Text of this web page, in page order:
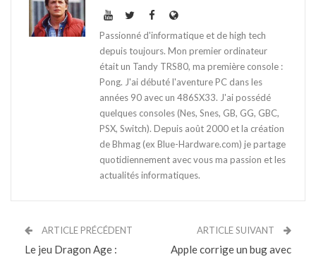
Passionné d'informatique et de high tech
depuis toujours. Mon premier ordinateur
était un Tandy TRS80, ma première console :
Pong. J'ai débuté l'aventure PC dans les
années 90 avec un 486SX33. J'ai possédé
quelques consoles (Nes, Snes, GB, GG, GBC,
PSX, Switch). Depuis août 2000 et la création
de Bhmag (ex Blue-Hardware.com) je partage
quotidiennement avec vous ma passion et les
actualités informatiques.
ARTICLE PRÉCÉDENT
Le jeu Dragon Age :
ARTICLE SUIVANT
Apple corrige un bug avec